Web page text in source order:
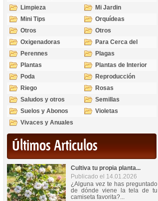
Limpieza
Mi Jardin
Mini Tips
Orquídeas
Otros
Otros
Oxigenadoras
Para Cerca del
Estanque
Perennes
Plagas
Plantas
Plantas de Interior
Poda
Reproducción
Riego
Rosas
Saludos y otros
temas
Semillas
Suelos y Abonos
Violetas
Vivaces y Anuales
Últimos Articulos
Cultiva tu propia planta...
Publicado el 14.01.2026
¿Alguna vez te has preguntado
de dónde viene la tela de tu
camiseta favorita?...